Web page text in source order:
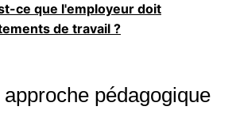
ce que l'employeur doit
de travail ?
pédagogique